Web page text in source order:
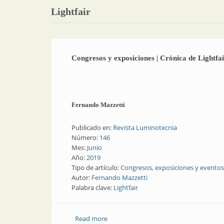
Lightfair
Congresos y exposiciones | Crónica de
Fernando Mazzetti
Publicado en: Revista Luminotecnia
Número: 146
Mes: Junio
Año:2019
Tipo de artículo:Congresos, exposiciones y eventos
Autor: Fernando Mazzetti
Palabra clave: Lightfair
Read moreabout Congresos y exposiciones |